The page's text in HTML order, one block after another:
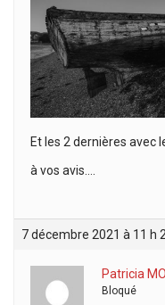
Et les 2 dernières avec
à vos avis….
7 décembre 2021 à 11 h
Patricia
Bloqué